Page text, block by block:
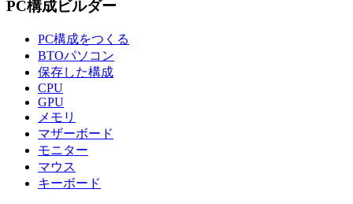
PC構成ビルダー
PC構成をつくる
BTOパソコン
保存した構成
CPU
GPU
メモリ
マザーボード
モニター
マウス
キーボード